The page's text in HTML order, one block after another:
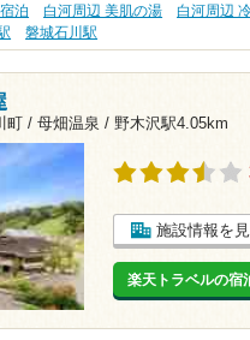
泊 白河周辺 美肌の湯 白河周辺
磐城石川駅
町 / 母畑温泉 / 野木沢駅4.05km
施設情報を
楽天トラベルの宿